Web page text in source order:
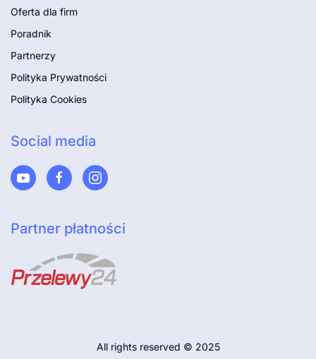
Oferta dla firm
Poradnik
Partnerzy
Polityka Prywatności
Polityka Cookies
Social media
Partner płatności
All rights reserved © 2025